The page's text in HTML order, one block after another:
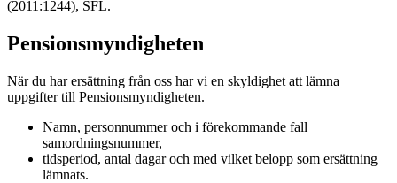
(2011:1244), SFL.
Pensionsmyndigheten
När du har ersättning från oss har vi en skyldighet att lämna
uppgifter till Pensionsmyndigheten.
Namn, personnummer och i förekommande fall
samordningsnummer,
tidsperiod, antal dagar och med vilket belopp som ersättning
lämnats.